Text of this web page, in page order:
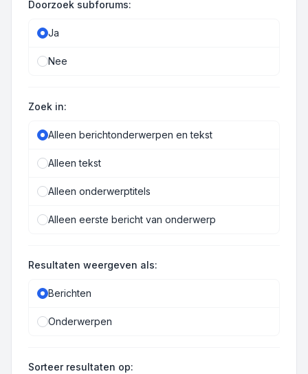
Doorzoek subforums:
Ja
Nee
Zoek in:
Alleen berichtonderwerpen en tekst
Alleen tekst
Alleen onderwerptitels
Alleen eerste bericht van onderwerp
Resultaten weergeven als:
Berichten
Onderwerpen
Sorteer resultaten op: